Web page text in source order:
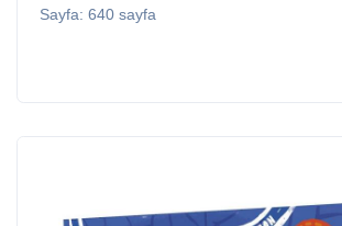
Sayfa: 640 sayfa